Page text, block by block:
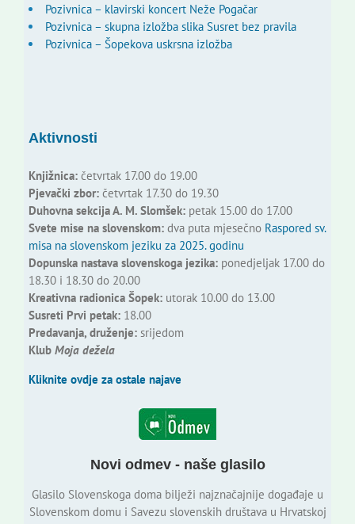
Pozivnica – klavirski koncert Neže Pogačar
Pozivnica – skupna izložba slika Susret bez pravila
Pozivnica – Šopekova uskrsna izložba
Aktivnosti
Knjižnica:četvrtak 17.00 do 19.00
Pjevački zbor:četvrtak 17.30 do 19.30
Duhovna sekcija A. M. Slomšek:petak 15.00 do 17.00
Svete mise na slovenskom:dva puta mjesečno Raspored sv.
misa na slovenskom jeziku za 2025. godinu
Dopunska nastava slovenskoga jezika:ponedjeljak 17.00 do
18.30 i 18.30 do 20.00
Kreativna radionica Šopek:utorak 10.00 do 13.00
Susreti Prvi petak:18.00
Predavanja, druženje:srijedom
Klub Moja dežela
Kliknite ovdje za ostale najave
Novi odmev - naše glasilo
Glasilo Slovenskoga doma bilježi najznačajnije događaje u
Slovenskom domu i Savezu slovenskih društava u Hrvatskoj